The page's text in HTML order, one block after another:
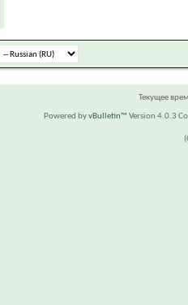
Текущее
Powered byvBulletin™ Version 4.0.3